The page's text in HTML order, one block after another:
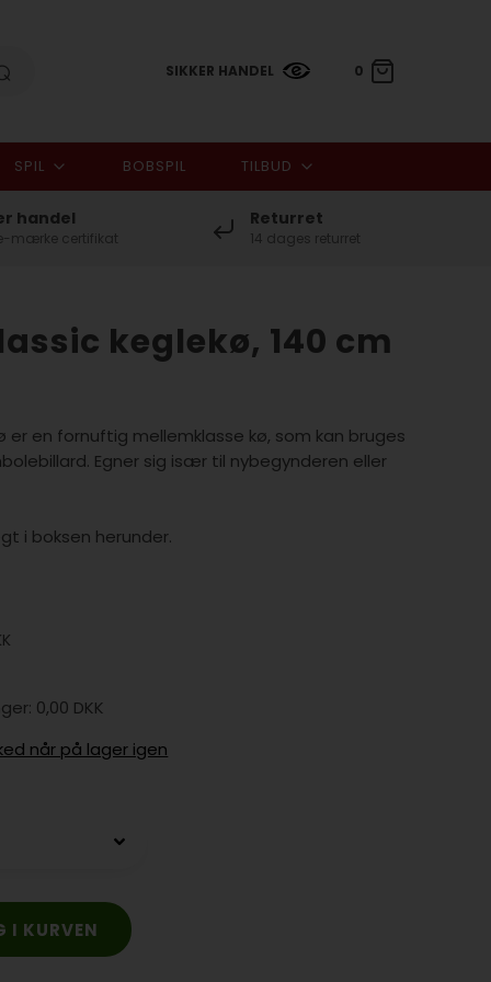
SIKKER HANDEL 0
0,00 DKK
SPIL BOBSPIL TILBUD
handel
mærke certifikat
Returret
14 dages returret
keglekø, 140 cm
er en fornuftig mellemklasse kø, som kan bruges
Egner sig især til nybegynderen eller
i boksen herunder.
0,00 DKK
når på lager igen